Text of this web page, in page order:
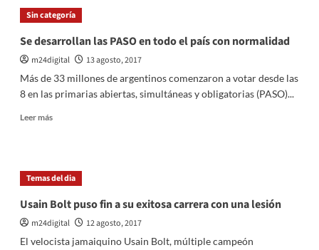
«Espero
que
argentinos
nos
expresemos
alegría»
Sin categoría
Se desarrollan las PASO en todo el país con normalidad
m24digital
13 agosto, 2017
Más de 33 millones de argentinos comenzaron a votar desde las
8 en las primarias abiertas, simultáneas y obligatorias (PASO)...
Leer másLeer
desarrollan
las
en
todo
el
Temas del dia
Usain Bolt puso fin a su exitosa carrera con una lesión
m24digital
12 agosto, 2017
El velocista jamaiquino Usain Bolt, múltiple campeón